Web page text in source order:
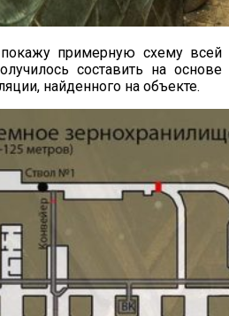
примерную схему всей
составить на основе
найденного на объекте.